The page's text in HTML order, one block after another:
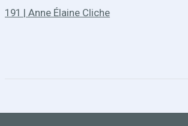
191 | Anne Élaine Cliche